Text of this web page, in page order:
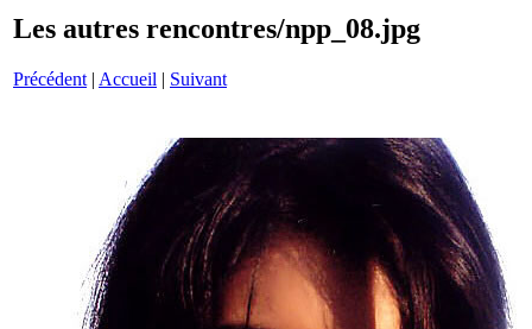
Les autres rencontres/npp_08.jpg
Précédent | Accueil | Suivant